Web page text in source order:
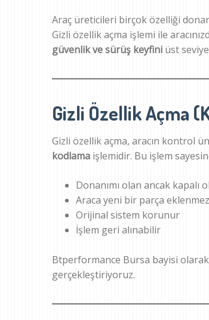
Araç üreticileri birçok özelliği
Gizli özellik açma işlemi ile
güvenlik ve sürüş keyfini üst
Gizli Özellik Açma
Gizli özellik açma, aracın kontrol
kodlama işlemidir. Bu işlem
Donanımı olan ancak
Araca yeni bir parça eklenmez
Orijinal sistem korunur
İşlem geri alınabilir
Btperformance Bursa bayisi
gerçekleştiriyoruz.